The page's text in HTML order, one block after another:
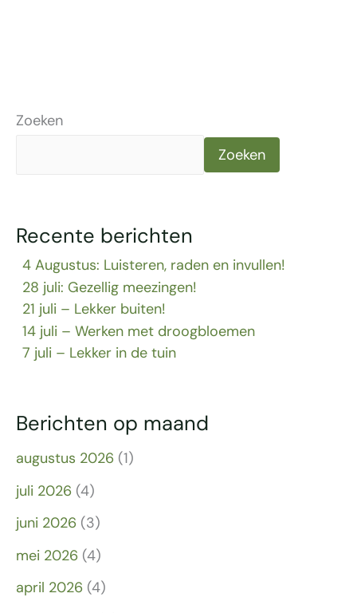
Zoeken
Zoeken
Recente berichten
4 Augustus: Luisteren, raden en invullen!
28 juli: Gezellig meezingen!
21 juli – Lekker buiten!
14 juli – Werken met droogbloemen
7 juli – Lekker in de tuin
Berichten op maand
augustus 2026 (1)
juli 2026 (4)
juni 2026 (3)
mei 2026 (4)
april 2026 (4)